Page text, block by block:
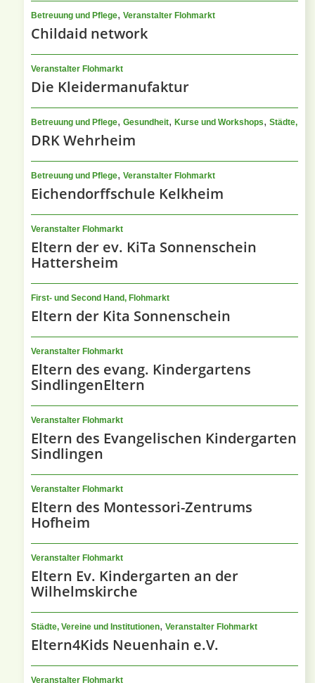
Betreuung und Pflege, Veranstalter Flohmarkt
Childaid network
Veranstalter Flohmarkt
Die Kleidermanufaktur
Betreuung und Pflege, Gesundheit, Kurse und Workshops, Städte,
DRK Wehrheim
Betreuung und Pflege, Veranstalter Flohmarkt
Eichendorffschule Kelkheim
Veranstalter Flohmarkt
Eltern der ev. KiTa Sonnenschein
Hattersheim
First- und Second Hand, Flohmarkt
Eltern der Kita Sonnenschein
Veranstalter Flohmarkt
Eltern des evang. Kindergartens
SindlingenEltern
Veranstalter Flohmarkt
Eltern des Evangelischen Kindergarten
Sindlingen
Veranstalter Flohmarkt
Eltern des Montessori-Zentrums
Hofheim
Veranstalter Flohmarkt
Eltern Ev. Kindergarten an der
Wilhelmskirche
Städte, Vereine und Institutionen, Veranstalter Flohmarkt
Eltern4Kids Neuenhain e.V.
Veranstalter Flohmarkt